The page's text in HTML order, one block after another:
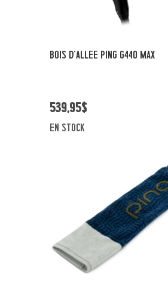
Vue rapide
BOIS D'ALLEE PING G440 MAX
539,95$
en stock